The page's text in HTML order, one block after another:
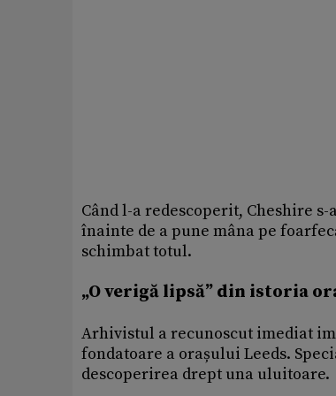
Când l-a redescoperit, Cheshire
înainte de a pune mâna pe
schimbat totul.
„O verigă lipsă” din istoria
Arhivistul a recunoscut imediat
fondatoare a orașului Leeds.
descoperirea drept una uluitoare.